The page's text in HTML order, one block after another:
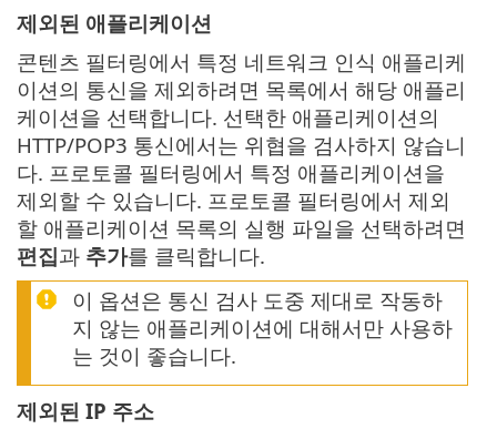
제외된 애플리케이션
콘텐츠 필터링에서 특정 네트워크 인식 애플리케
이션의 통신을 제외하려면 목록에서 해당 애플리
케이션을 선택합니다. 선택한 애플리케이션의
HTTP/POP3 통신에서는 위협을 검사하지 않습니
다. 프로토콜 필터링에서 특정 애플리케이션을
제외할 수 있습니다. 프로토콜 필터링에서 제외
할 애플리케이션 목록의 실행 파일을 선택하려면
편집과 추가를 클릭합니다.
이 옵션은 통신 검사 도중 제대로 작동하
지 않는 애플리케이션에 대해서만 사용하
는 것이 좋습니다.
제외된 IP 주소